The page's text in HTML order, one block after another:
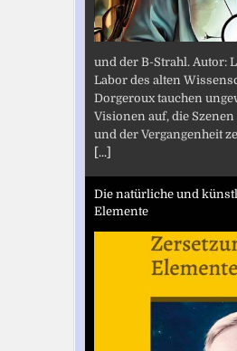
und der B-Strahl. Autor:
Labor des alten
Dorgeroux tauchen
Visionen auf, die
und der Vergangenheit
[...]
Die natürliche und
Elemente